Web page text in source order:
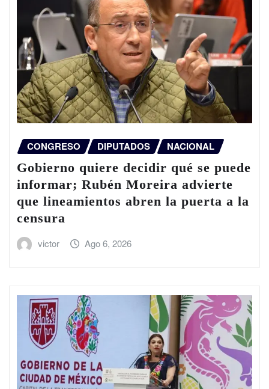
CONGRESO DIPUTADOS NACIONAL
Gobierno quiere decidir qué se puede
informar; Rubén Moreira advierte
que lineamientos abren la puerta a la
censura
victor Ago 6, 2026